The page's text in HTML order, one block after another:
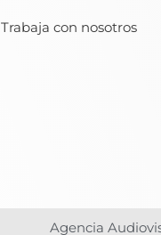
Trabaja con nosotros
Agencia